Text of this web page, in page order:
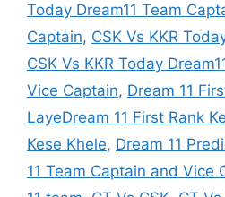
Today Dream11 Team
Captain, CSK Vs KKR
CSK Vs KKR Today
Vice Captain, Dream 11
LayeDream 11 First Rank
Kese Khele, Dream 11
11 Team Captain and Vice